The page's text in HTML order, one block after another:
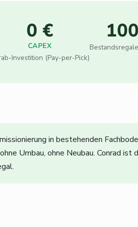
0 €
CAPEX
Investition (Pay-per-Pick)
in bestehenden
Umbau, ohne Neubau. Conrad